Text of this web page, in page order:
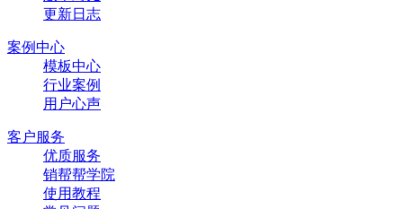
更新日志
案例中心
模板中心
行业案例
用户心声
客户服务
优质服务
销帮帮学院
使用教程